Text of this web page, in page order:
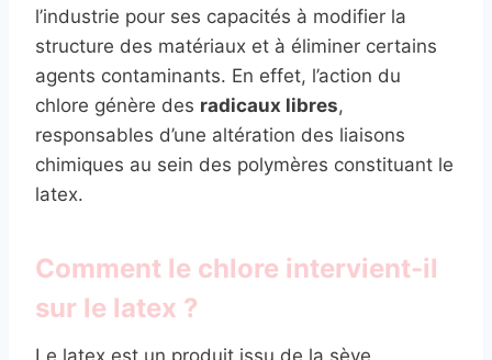
l’industrie pour ses capacités à modifier la
structure des matériaux et à éliminer certains
agents contaminants. En effet, l’action du
chlore génère des radicaux libres,
responsables d’une altération des liaisons
chimiques au sein des polymères constituant le
latex.
Comment le chlore intervient-il
sur le latex ?
Le latex est un produit issu de la sève